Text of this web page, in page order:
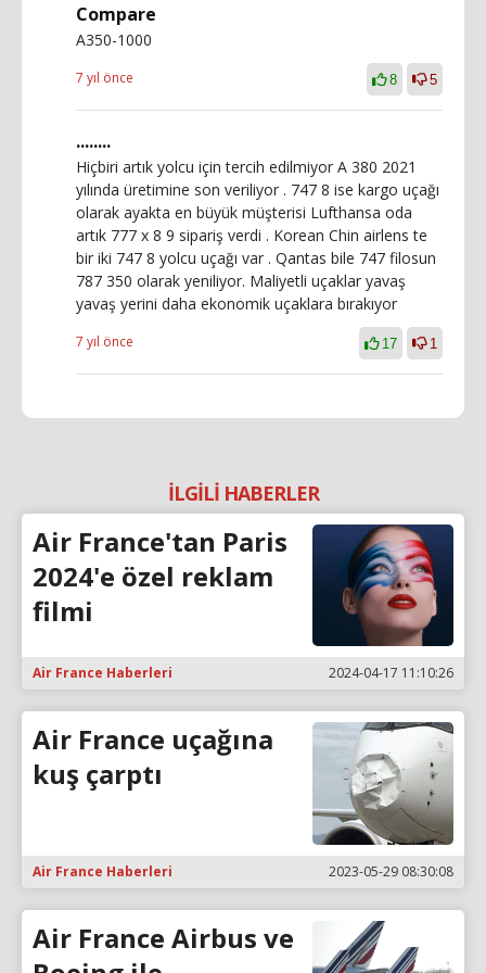
Compare
A350-1000
7 yıl önce 8 5
........
Hiçbiri artık yolcu için tercih edilmiyor A 380 2021
yılında üretimine son veriliyor . 747 8 ise kargo uçağı
olarak ayakta en büyük müşterisi Lufthansa oda
artık 777 x 8 9 sipariş verdi . Korean Chin airlens te
bir iki 747 8 yolcu uçağı var . Qantas bile 747 filosun
787 350 olarak yeniliyor. Maliyetli uçaklar yavaş
yavaş yerini daha ekonomik uçaklara bırakıyor
7 yıl önce 17 1
İLGİLİ HABERLER
Air France'tan Paris
2024'e özel reklam
filmi
Air France Haberleri 2024-04-17 11:10:26
Air France uçağına
kuş çarptı
Air France Haberleri 2023-05-29 08:30:08
Air France Airbus ve